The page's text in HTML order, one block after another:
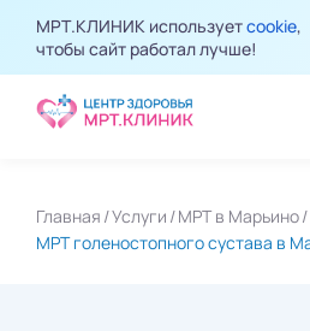
МРТ.КЛИНИК используетcookie,
чтобы сайт работал лучше!
Главная Услуги МРТ в Марьино
МРТ голеностопного сустава в